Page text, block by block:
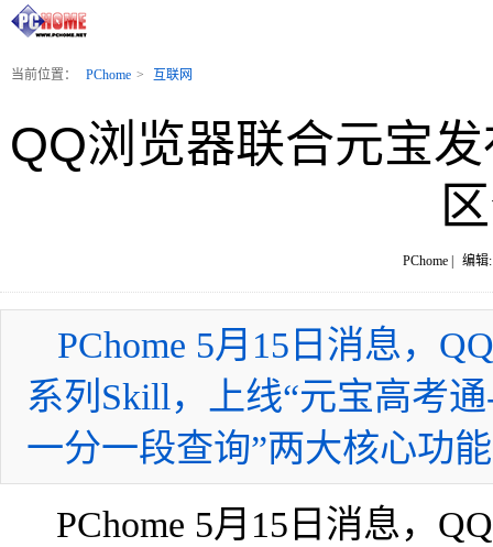
当前位置： PChome > 互联网
QQ浏览器联合元宝
PChome | 编辑
PChome 5月15日消息，
系列Skill，上线“元宝高考
一分一段查询”两大核心功
PChome 5月15日消息，